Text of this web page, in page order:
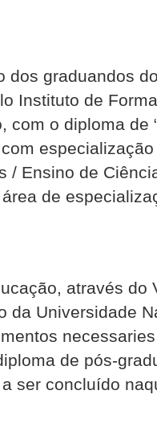
dos graduandos
Instituto de
com o diploma de
/ Ensino de
de
através do
da Universidade
de pós-
ser concluído